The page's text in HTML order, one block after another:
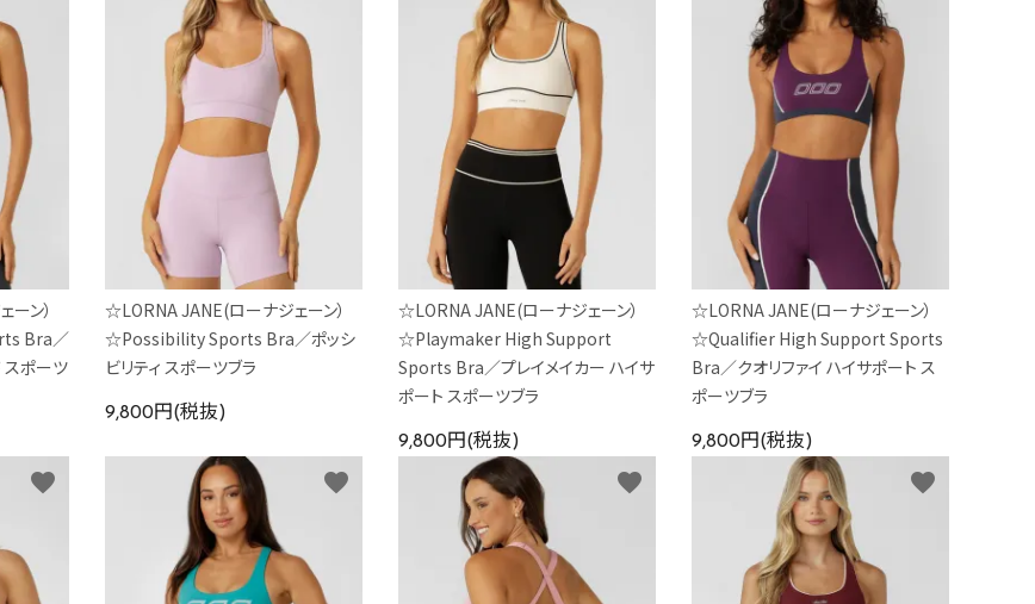
ン）
Bra／
スポーツ
☆LORNA JANE(ローナジェーン）
☆Possibility Sports Bra／ポッシ
ビリティ スポーツブラ
9,800円(税抜)
☆LORNA JANE(ローナジェーン）
☆Playmaker High Support
Sports Bra／プレイメイカー ハイサ
ポート スポーツブラ
9,800円(税抜)
☆LORNA JANE(ローナジェーン）
☆Qualifier High Support Sports
Bra／クオリファイ ハイサポート ス
ポーツブラ
9,800円(税抜)
favorite favorite favorite favorite